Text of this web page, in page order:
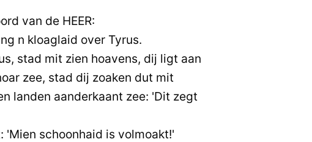
van de HEER:
n kloaglaid over Tyrus.
stad mit zien hoavens, dij ligt aan
zee, stad dij zoaken dut mit
landen aanderkaant zee: 'Dit zegt
'Mien schoonhaid is volmoakt!'